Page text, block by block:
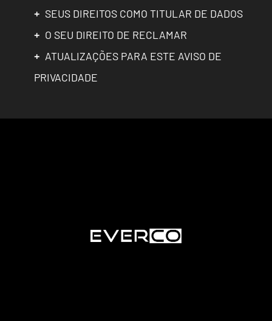
+ SEUS DIREITOS COMO TITULAR DE DADOS
+ O SEU DIREITO DE RECLAMAR
+ ATUALIZAÇÕES PARA ESTE AVISO DE
PRIVACIDADE